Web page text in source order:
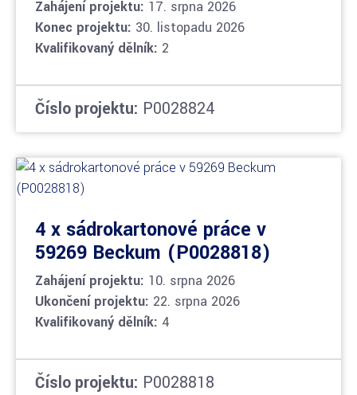
Zahájení projektu: 17. srpna 2026
Konec projektu: 30. listopadu 2026
Kvalifikovaný dělník: 2
Číslo projektu: P0028824
4 x sádrokartonové práce v
59269 Beckum (P0028818)
Zahájení projektu: 10. srpna 2026
Ukončení projektu: 22. srpna 2026
Kvalifikovaný dělník: 4
Číslo projektu: P0028818